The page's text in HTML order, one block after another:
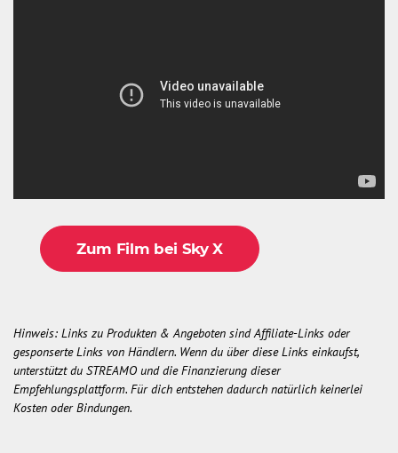
Zum Film bei Sky X
Hinweis: Links zu Produkten & Angeboten sind Affiliate-Links oder
gesponserte Links von Händlern. Wenn du über diese Links einkaufst,
unterstützt du STREAMO und die Finanzierung dieser
Empfehlungsplattform. Für dich entstehen dadurch natürlich keinerlei
Kosten oder Bindungen.